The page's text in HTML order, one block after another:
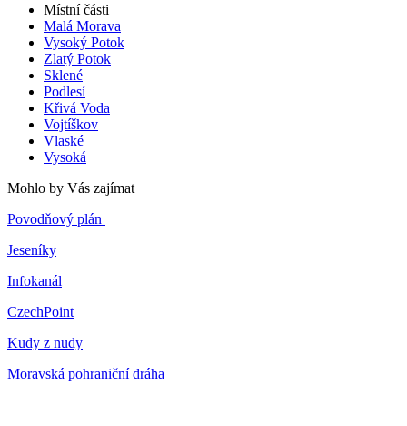
Místní části
Malá Morava
Vysoký Potok
Zlatý Potok
Sklené
Podlesí
Křivá Voda
Vojtíškov
Vlaské
Vysoká
Mohlo by Vás zajímat
Povodňový plán
Jeseníky
Infokanál
CzechPoint
Kudy z nudy
Moravská pohraniční dráha